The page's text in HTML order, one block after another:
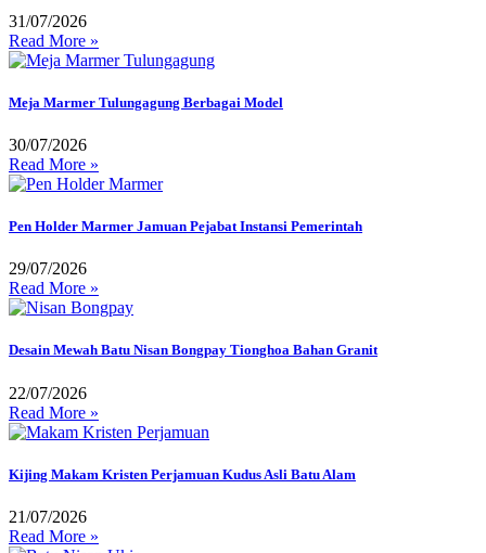
31/07/2026
Read More »
Meja Marmer Tulungagung Berbagai Model
30/07/2026
Read More »
Pen Holder Marmer Jamuan Pejabat Instansi Pemerintah
29/07/2026
Read More »
Desain Mewah Batu Nisan Bongpay Tionghoa Bahan Granit
22/07/2026
Read More »
Kijing Makam Kristen Perjamuan Kudus Asli Batu Alam
21/07/2026
Read More »